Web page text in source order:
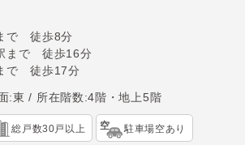
で 徒歩8分
まで 徒歩16分
で 徒歩17分
:東 所在階数:4階・地上5階
総戸数30戸以上 駐車場空あり